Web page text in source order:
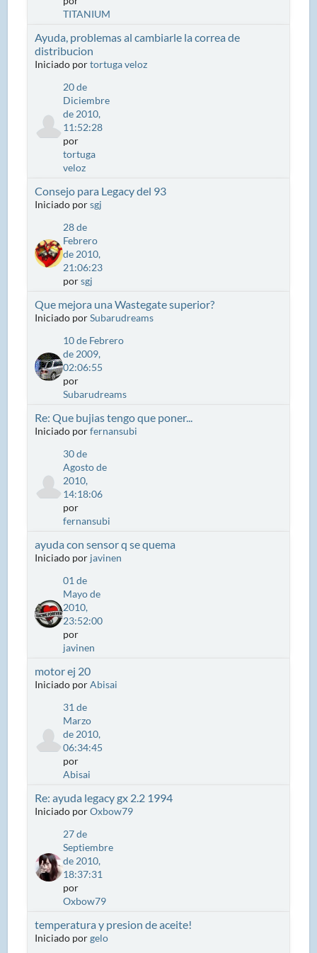
TITANIUM
Ayuda, problemas al cambiarle la correa de
distribucion
Iniciado portortuga veloz
20 de
Diciembre
de 2010,
11:52:28
por
tortuga
veloz
Consejo para Legacy del 93
Iniciado porsgj
28 de
Febrero
de 2010,
21:06:23
porsgj
Que mejora una Wastegate superior?
Iniciado porSubarudreams
10 de Febrero
de 2009,
02:06:55
por
Subarudreams
Re: Que bujias tengo que poner...
Iniciado porfernansubi
30 de
Agosto de
2010,
14:18:06
por
fernansubi
ayuda con sensor q se quema
Iniciado por javinen
01 de
Mayo de
2010,
23:52:00
por
javinen
motor ej 20
Iniciado porAbisai
31 de
Marzo
de 2010,
06:34:45
por
Abisai
Re: ayuda legacy gx 2.2 1994
Iniciado porOxbow79
27 de
Septiembre
de 2010,
18:37:31
por
Oxbow79
temperatura y presion de aceite!
Iniciado porgelo